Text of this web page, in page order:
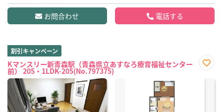
お問合わせ 電話する
割引キャンペーン
Kマンスリー新青森駅（青森県立あすなろ療育福祉センター
前） 205・1LDK-205(No.797375)
に入